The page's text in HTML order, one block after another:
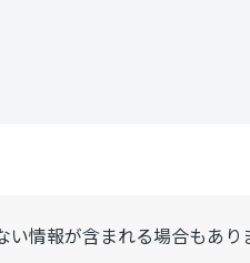
情報が含まれる場合もあ